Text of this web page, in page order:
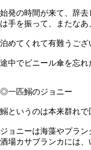
始発の時間が来て、辞
は手を振って、またなあ
泊めてくれて有難うござ
途中でビニール傘を忘れ
◎一匹鰯のジョニー
鰯というのは本来群れ
ジョニーは海藻やプラ
酒場カサブランカには、